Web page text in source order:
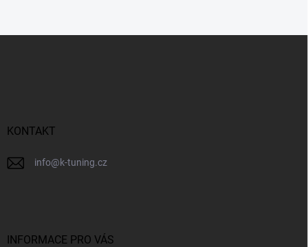
KONTAKT
info@k-tuning.cz
INFORMACE PRO VÁS